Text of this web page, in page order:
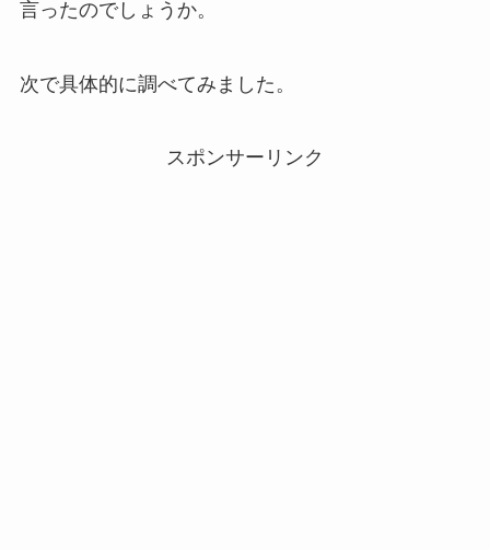
言ったのでしょうか。
次で具体的に調べてみました。
スポンサーリンク